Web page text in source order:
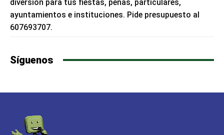
diversión para tus fiestas, peñas, particulares,
ayuntamientos e instituciones. Pide presupuesto al
607693707.
Síguenos